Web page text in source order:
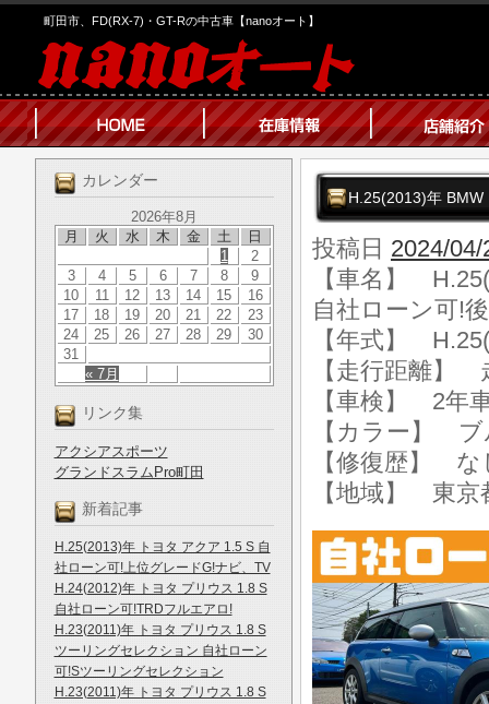
町田市、FD(RX-7)・GT-Rの中古車【nanoオート】
カレンダー
2026年8月
月
火 水 木 金 土 日
« 7月
1
2
3
4 5 6 7 8
9
10
11 12 13 14 15
16
17
18 19 20 21 22
23
24
25 26 27 28 29
30
31
リンク集
アクシアスポーツ
グランドスラムPro町田
新着記事
H.25(2013)年 トヨタ アクア 1.5 S 自
社ローン可!上位グレードG!ナビ、TV
H.24(2012)年 トヨタ プリウス 1.8 S
自社ローン可!TRDフルエアロ!
H.23(2011)年 トヨタ プリウス 1.8 S
ツーリングセレクション 自社ローン
可!Sツーリングセレクション
H.23(2011)年 トヨタ プリウス 1.8 S
H.25(2013)年 BMW
投稿日 2024/04/
【車名】
自社ローン可!
【年式】
【走行距離】
【車検】 2年
【カラー】 ブ
【修復歴】 な
【地域】 東京